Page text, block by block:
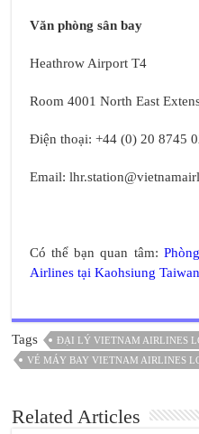
Văn phòng sân bay
Heathrow Airport T4
Room 4001 North East
Điện thoại: +44 (0) 20 8745
Email:
Có thể bạn quan tâm:
Airlines tại Kaohsiung Taiwan
Tags ĐẠI LÝ VIETNAM AIRLINES
VÉ MÁY BAY VIETNAM AIRLINES
Related Articles